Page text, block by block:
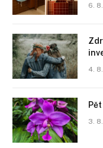
6.
4.
3.